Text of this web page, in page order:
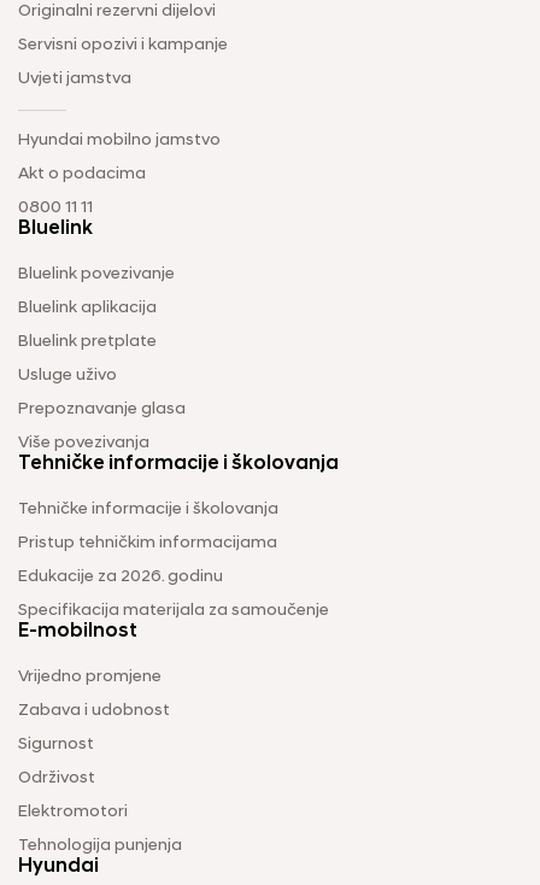
Originalni rezervni dijelovi
Servisni opozivi i kampanje
Uvjeti jamstva
Hyundai mobilno jamstvo
Akt o podacima
0800 11 11
Bluelink
Bluelink povezivanje
Bluelink aplikacija
Bluelink pretplate
Usluge uživo
Prepoznavanje glasa
Više povezivanja
Tehničke informacije i školovanja
Tehničke informacije i školovanja
Pristup tehničkim informacijama
Edukacije za 2026. godinu
Specifikacija materijala za samoučenje
E-mobilnost
Vrijedno promjene
Zabava i udobnost
Sigurnost
Održivost
Elektromotori
Tehnologija punjenja
Hyundai